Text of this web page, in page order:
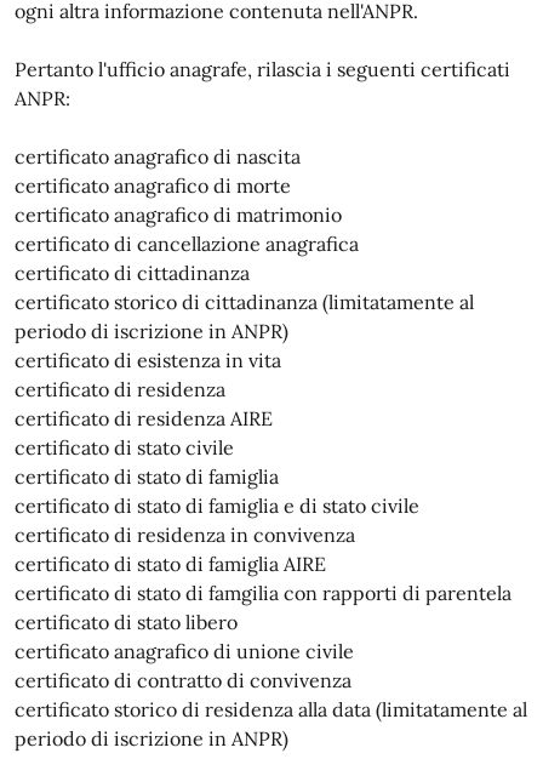
ogni altra informazione contenuta nell'ANPR.
Pertanto l'ufficio anagrafe, rilascia i seguenti certificati
ANPR:
certificato anagrafico di nascita
certificato anagrafico di morte
certificato anagrafico di matrimonio
certificato di cancellazione anagrafica
certificato di cittadinanza
certificato storico di cittadinanza (limitatamente al
periodo di iscrizione in ANPR)
certificato di esistenza in vita
certificato di residenza
certificato di residenza AIRE
certificato di stato civile
certificato di stato di famiglia
certificato di stato di famiglia e di stato civile
certificato di residenza in convivenza
certificato di stato di famiglia AIRE
certificato di stato di famgilia con rapporti di parentela
certificato di stato libero
certificato anagrafico di unione civile
certificato di contratto di convivenza
certificato storico di residenza alla data (limitatamente al
periodo di iscrizione in ANPR)